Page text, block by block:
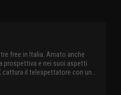
free in Italia. Amato anche
prospettiva e nei suoi aspetti
cattura il telespettatore con un
e natura